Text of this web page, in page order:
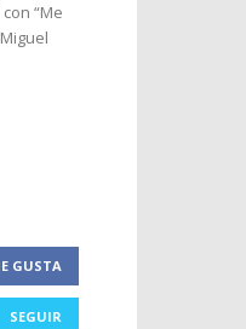
“Me
GUSTA
SEGUIR